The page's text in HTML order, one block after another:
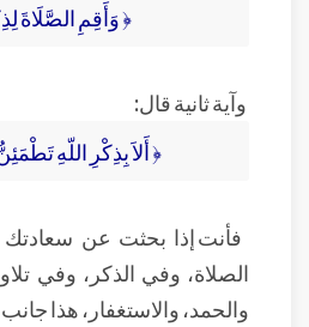
﴿ وَأَقِمِ الصَّلَاةَ
وآية ثانية قال:
﴿ أَلاَ بِذِكْرِ اللّهِ
فأنت إذا بحثت عن سعادتك
الصلاة، وفي الذكر، وفي
والحمد، والاستغفار، هذا